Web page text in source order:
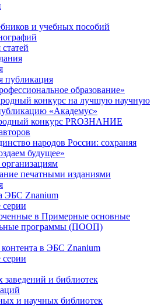
и учебных пособий
публикация
образование»
конкурс на лучшую научную
«Академус»
конкурс PROЗНАНИЕ
народов России: сохраняя
будущее»
печатными изданиями
ЭБС Znanium
в Примерные основные
программы (ПООП)
в ЭБС Znanium
заведений и библиотек
и научных библиотек